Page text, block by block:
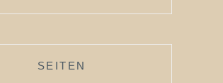
SEITEN